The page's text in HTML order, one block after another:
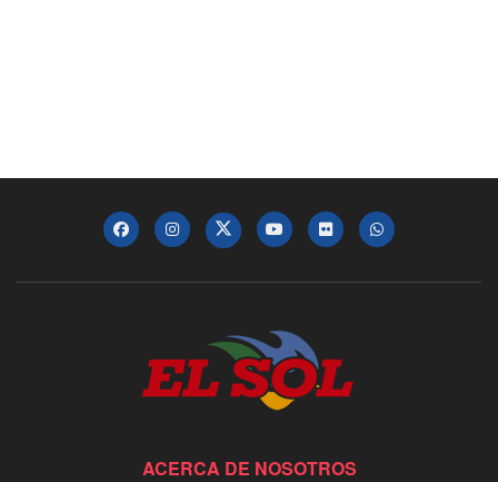
ACERCA DE NOSOTROS